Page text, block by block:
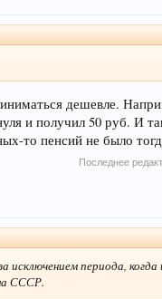
дешевле.
и получил 50 руб. И
то пенсий не было
Последнее
исключением периода,
СССР.